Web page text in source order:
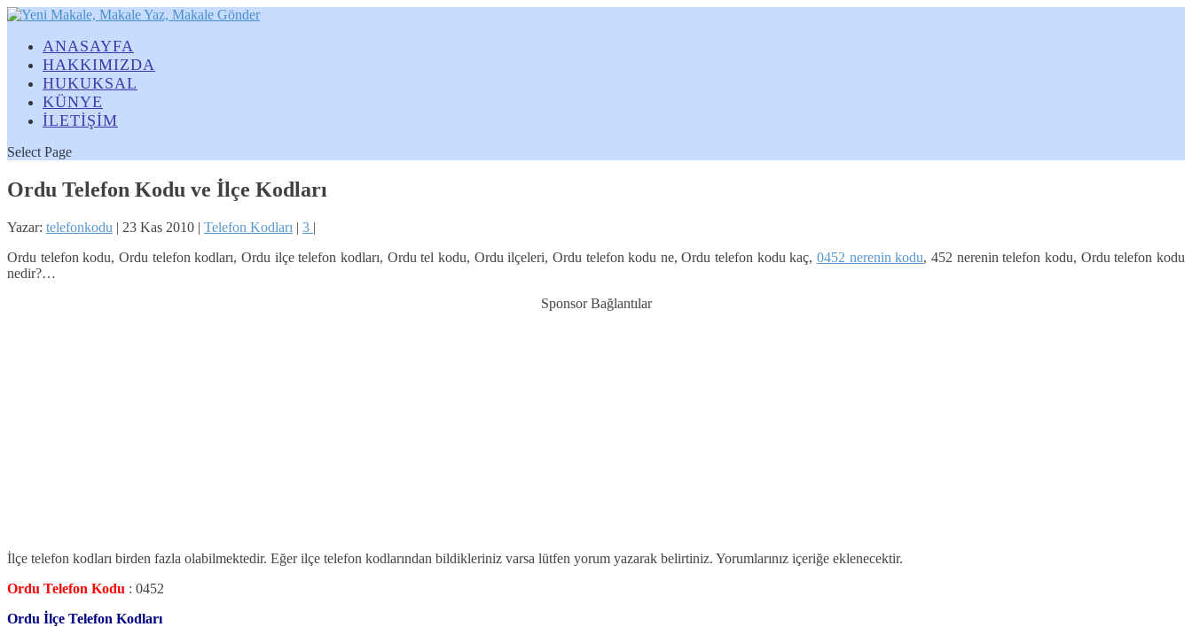
ANASAYFA
HAKKIMIZDA
HUKUKSAL
KÜNYE
İLETİŞİM
Select Page
Ordu Telefon Kodu ve İlçe Kodları
Yazar: telefonkodu | 23 Kas 2010 | Telefon Kodları | 3 |
Ordu telefon kodu, Ordu telefon kodları, Ordu ilçe telefon kodları, Ordu tel kodu, Ordu ilçeleri, Ordu telefon kodu ne, Ordu telefon kodu kaç,0452 nerenin kodu, 452 nerenin telefon kodu, Ordu telefon kodu
nedir?…
Sponsor Bağlantılar
İlçe telefon kodları birden fazla olabilmektedir. Eğer ilçe telefon kodlarından bildikleriniz varsa lütfen yorum yazarak belirtiniz. Yorumlarınız içeriğe eklenecektir.
Ordu Telefon Kodu : 0452
Ordu İlçe Telefon Kodları